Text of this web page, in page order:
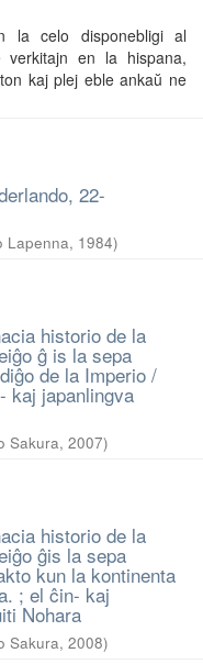
la celo disponebligi al
verkitajn en la hispana,
kaj plej eble ankaŭ ne
22-
Lapenna, 1984)
historio de la
ĝ is la sepa
de la Imperio /
kaj japanlingva
Sakura, 2007)
historio de la
ĝis la sepa
kun la kontinenta
; el ĉin- kaj
Nohara
Sakura, 2008)